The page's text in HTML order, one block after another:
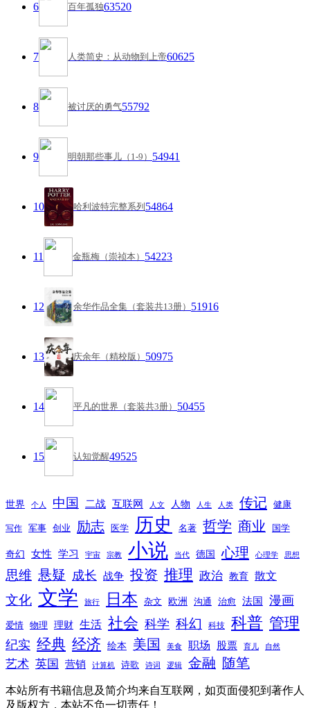
6 百年孤独63520
7 人类简史：从动物到上帝60625
8 被讨厌的勇气55792
9 明朝那些事儿（1-9） 54941
10 哈利波特完整系列 54864
11 金瓶梅（崇祯本） 54223
12 余华作品全集（套装共13册） 51916
13 庆余年（精校版） 50975
14 平凡的世界（套装共3册） 50455
15 认知觉醒49525
世界 个人 中国 二战 互联网 人文 人物 人生 人类 传记 健康
写作 军事 创业 励志 医学 历史 名著 哲学 商业 国学
奇幻 女性 学习 宇宙 宗教 小说 当代 德国 心理 心理学 思想
思维 悬疑 成长 战争 投资 推理 政治 教育 散文
文化 文学 旅行 日本 杂文 欧洲 沟通 治愈 法国 漫画
爱情 物理 理财 生活 社会 科学 科幻 科技 科普 管理
纪实 经典 经济 绘本 美国 美食 职场 股票 育儿 自然
艺术 英国 营销 计算机 诗歌 诗词 逻辑 金融 随笔
本站所有书籍信息及简介均来自互联网，如页面侵犯到著作人
及版权方，本站不负一切责任！